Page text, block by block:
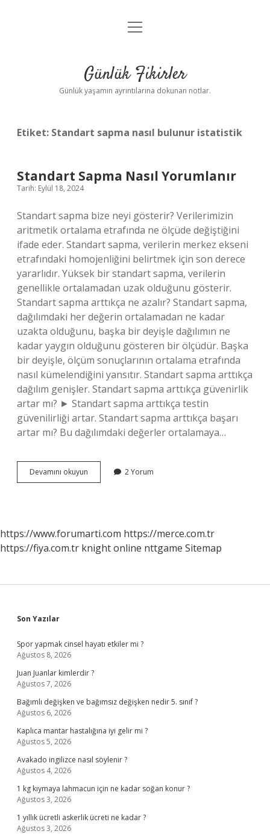
Anasayfa
Yasal Uyarı
menüyü
Günlük Fikirler
Günlük yaşamın ayrıntılarına dokunan notlar.
Etiket: Standart sapma nasıl bulunur istatistik
Standart Sapma Nasıl Yorumlanır
Tarih: Eylül 18, 2024
Standart sapma bize neyi gösterir? Verilerimizin
aritmetik ortalama etrafında ne ölçüde değiştiğini
ifade eder. Standart sapma, verilerin merkez ekseni
etrafındaki homojenliğini belirtmek için son derece
yararlıdır. Yüksek bir standart sapma, verilerin
genellikle ortalamadan uzak olduğunu gösterir.
Standart sapma arttıkça ne azalır? Standart sapma,
dağılımdaki her değerin ortalamadan ne kadar
uzakta olduğunu, başka bir deyişle dağılımın ne
kadar yaygın olduğunu gösteren bir ölçüdür. Başka
bir deyişle, ölçüm sonuçlarının ortalama etrafında
nasıl kümelendiğini yansıtır. Standart sapma arttıkça
dağılım genişler. Standart sapma arttıkça güvenirlik
artar mı? ► Standart sapma arttıkça testin
güvenilirliği artar. Standart sapma arttıkça başarı
artar mı? Bu dağılımdaki değerler ortalamaya…
Devamını okuyun Standart
Sapma
2 Yorum
https://www.forumarti.com https://merce.com.tr
https://fiya.com.tr knight online nttgame Sitemap
Sidebar
Son Yazılar
Spor yapmak cinsel hayatı etkiler mi ?
Ağustos 8, 2026
Juan Juanlar kimlerdir ?
Ağustos 7, 2026
Bağımlı değişken ve bağımsız değişken nedir 5. sınıf ?
Ağustos 6, 2026
Kaplıca mantar hastalığına iyi gelir mi ?
Ağustos 5, 2026
Avakado ingilizce nasıl söylenir ?
Ağustos 4, 2026
1 kg kıymaya lahmacun için ne kadar soğan konur ?
Ağustos 3, 2026
1 yıllık ücretli askerlik ücreti ne kadar ?
Ağustos 3, 2026